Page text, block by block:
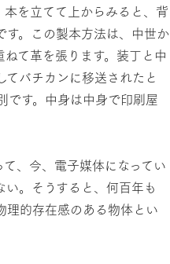
を立てて上からみると、背
。この製本方法は、中世か
て革を張ります。装丁と中
バチカンに移送されたと
です。中身は中身で印刷屋
、今、電子媒体になってい
。そうすると、何百年も
理的存在感のある物体とい